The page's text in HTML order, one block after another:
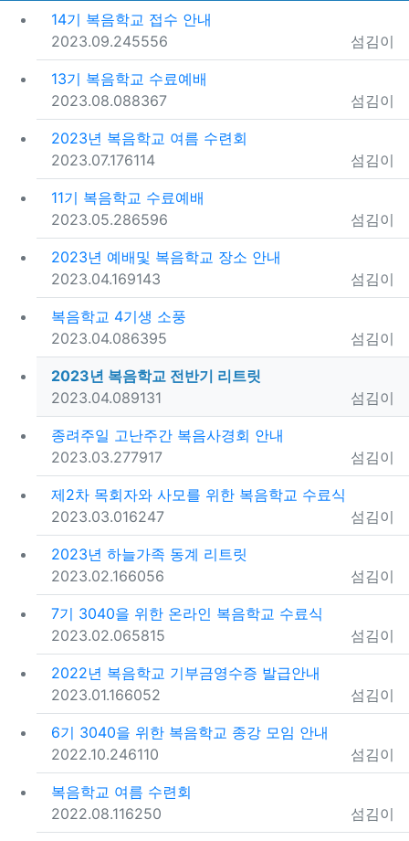
14기 복음학교 접수 안내
등록자
섬김이
등록일
2023.09.24조회
5556
13기 복음학교 수료예배
등록자
섬김이
등록일
2023.08.08조회
8367
2023년 복음학교 여름 수련회
등록자
섬김이
등록일
2023.07.17조회
6114
11기 복음학교 수료예배
등록자
섬김이
등록일
2023.05.28조회
6596
2023년 예배및 복음학교 장소 안내
등록자
섬김이
등록일
2023.04.16조회
9143
복음학교 4기생 소풍
등록자
섬김이
등록일
2023.04.08조회
6395
2023년 복음학교 전반기 리트릿
등록자
섬김이
등록일
2023.04.08조회
9131
종려주일 고난주간 복음사경회 안내
등록자
섬김이
등록일
2023.03.27조회
7917
제2차 목회자와 사모를 위한 복음학교 수료식
등록자
섬김이
등록일
2023.03.01조회
6247
2023년 하늘가족 동계 리트릿
등록자
섬김이
등록일
2023.02.16조회
6056
7기 3040을 위한 온라인 복음학교 수료식
등록자
섬김이
등록일
2023.02.06조회
5815
2022년 복음학교 기부금영수증 발급안내
등록자
섬김이
등록일
2023.01.16조회
6052
6기 3040을 위한 복음학교 종강 모임 안내
등록자
섬김이
등록일
2022.10.24조회
6110
복음학교 여름 수련회
등록자
섬김이
등록일
2022.08.11조회
6250